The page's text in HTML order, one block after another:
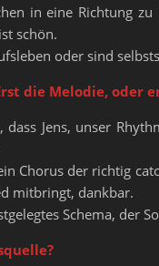
in eine Richtung
schön.
oder sind
die Melodie, oder
dass Jens, unser
Chorus der richtig
mitbringt, dankbar.
Schema, der